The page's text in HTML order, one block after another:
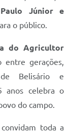
Paulo Júnior e
o público.
do Agricultor
entre gerações,
Belisário e
anos celebra o
do campo.
toda a